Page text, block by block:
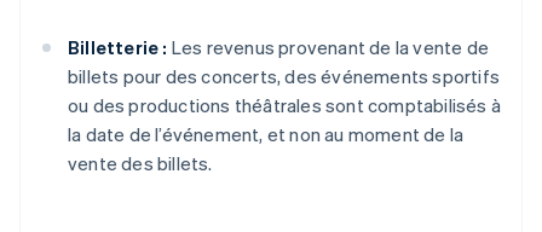
Billetterie : Les revenus provenant de la vente de
billets pour des concerts, des événements sportifs
ou des productions théâtrales sont comptabilisés à
la date de l’événement, et non au moment de la
vente des billets.